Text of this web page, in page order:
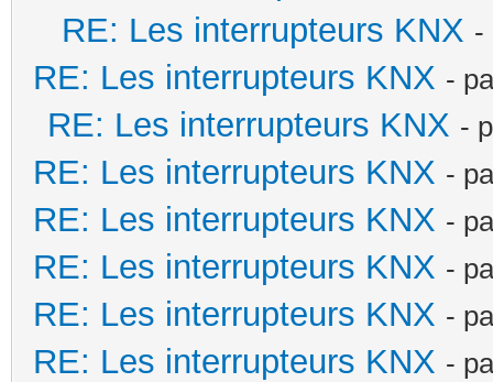
RE: Les interrupteurs KNX -
RE: Les interrupteurs KNX -
RE: Les interrupteurs KNX -
RE: Les interrupteurs KNX -
RE: Les interrupteurs KNX -
RE: Les interrupteurs KNX -
RE: Les interrupteurs KNX -
RE: Les interrupteurs KNX -